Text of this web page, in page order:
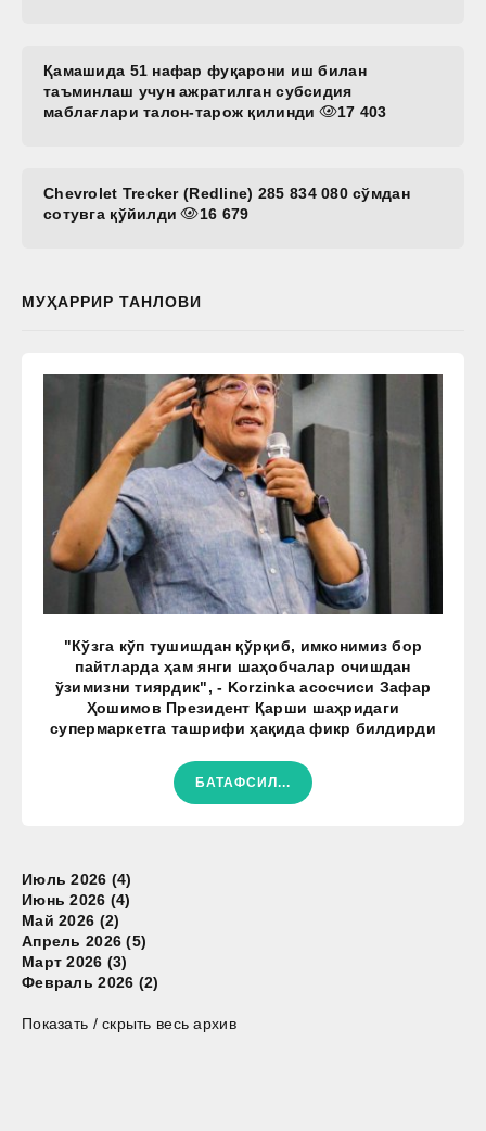
Қамашида 51 нафар фуқарони иш билан
таъминлаш учун ажратилган субсидия
маблағлари талон-тарож қилинди
17 403
Chevrolet Trecker (Redline) 285 834 080 сўмдан
сотувга қўйилди
16 679
МУҲАРРИР ТАНЛОВИ
"Кўзга кўп тушишдан қўрқиб, имконимиз бор
пайтларда ҳам янги шаҳобчалар очишдан
ўзимизни тиярдик", - Korzinka асосчиси Зафар
Ҳошимов Президент Қарши шаҳридаги
супермаркетга ташрифи ҳақида фикр билдирди
БАТАФСИЛ...
Июль 2026 (4)
Июнь 2026 (4)
Май 2026 (2)
Апрель 2026 (5)
Март 2026 (3)
Февраль 2026 (2)
Показать / скрыть весь архив